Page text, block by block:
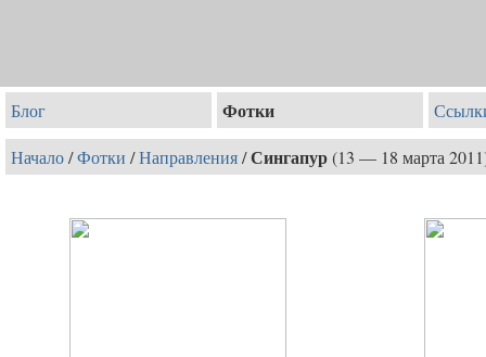
Блог Фотки
Начало/Фотки /Направления/Сингапур(13 — 18 марта